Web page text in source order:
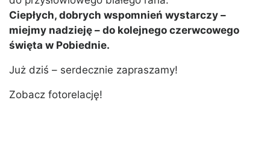
Ciepłych, dobrych wspomnień wystarczy –
miejmy nadzieję – do kolejnego czerwcowego
święta w Pobiednie.
Już dziś – serdecznie zapraszamy!
Zobacz fotorelację!